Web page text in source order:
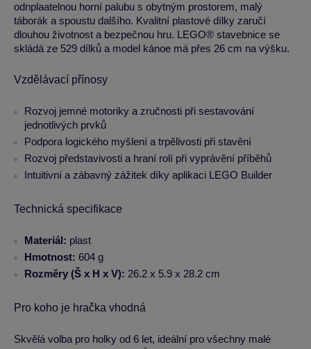
odnplaatelnou horní palubu s obytným prostorem, malý
táborák a spoustu dalšího. Kvalitní plastové dílky zaručí
dlouhou životnost a bezpečnou hru. LEGO® stavebnice se
skládá ze 529 dílků a model kánoe má přes 26 cm na výšku.
Vzdělávací přínosy
Rozvoj jemné motoriky a zručnosti při sestavování
jednotlivých prvků
Podpora logického myšlení a trpělivosti při stavění
Rozvoj představivosti a hraní rolí při vyprávění příběhů
Intuitivní a zábavný zážitek díky aplikaci LEGO Builder
Technická specifikace
Materiál: plast
Hmotnost: 604 g
Rozměry (Š x H x V): 26.2 x 5.9 x 28.2 cm
Pro koho je hračka vhodná
Skvělá volba pro holky od 6 let, ideální pro všechny malé